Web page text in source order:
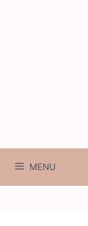
MENU